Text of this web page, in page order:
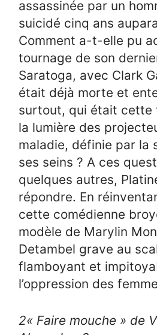
assassinée par un
suicidé cinq ans
Comment a-t-elle pu
tournage de son
Saratoga, avec Clark
était déjà morte et
surtout, qui était cette
la lumière des
maladie, définie par la
ses seins ? A ces
quelques autres,
répondre. En
cette comédienne
modèle de Marylin
Detambel grave au
flamboyant et
l’oppression des
2« Faire mouche » de